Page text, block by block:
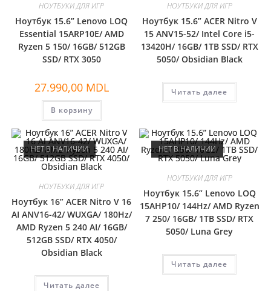
НОУТБУКИ ДЛЯ ИГР
Ноутбук 15.6” Lenovo LOQ
Essential 15ARP10E/ AMD
Ryzen 5 150/ 16GB/ 512GB
SSD/ RTX 3050
27.990,00 MDL
В корзину
НОУТБУКИ ДЛЯ ИГР
Ноутбук 15.6” ACER Nitro V
15 ANV15-52/ Intel Core i5-
13420H/ 16GB/ 1TB SSD/ RTX
5050/ Obsidian Black
Читать далее
НЕТ В НАЛИЧИИ
НОУТБУКИ ДЛЯ ИГР
Ноутбук 16” ACER Nitro V 16
AI ANV16-42/ WUXGA/ 180Hz/
AMD Ryzen 5 240 AI/ 16GB/
512GB SSD/ RTX 4050/
Obsidian Black
Читать далее
НЕТ В НАЛИЧИИ
НОУТБУКИ ДЛЯ ИГР
Ноутбук 15.6” Lenovo LOQ
15AHP10/ 144Hz/ AMD Ryzen
7 250/ 16GB/ 1TB SSD/ RTX
5050/ Luna Grey
Читать далее